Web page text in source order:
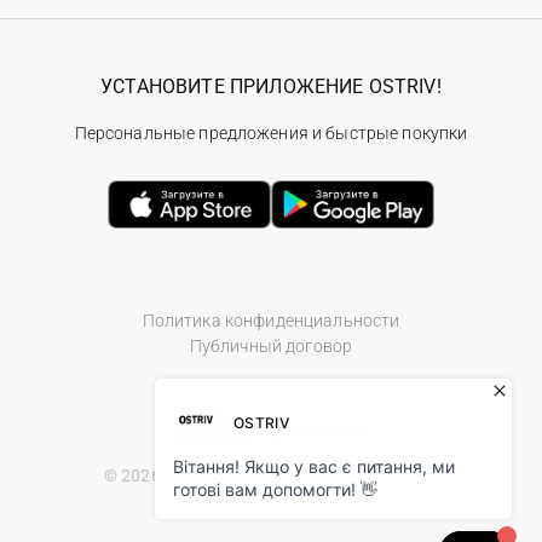
Политика конфиденциальности
Публичный договор
© 2026 Ostriv.ua Store. All Rights Reserved.
УСТАНОВИТЕ ПРИЛОЖЕНИЕ OSTRIV!
Персональные предложения и быстрые покупки